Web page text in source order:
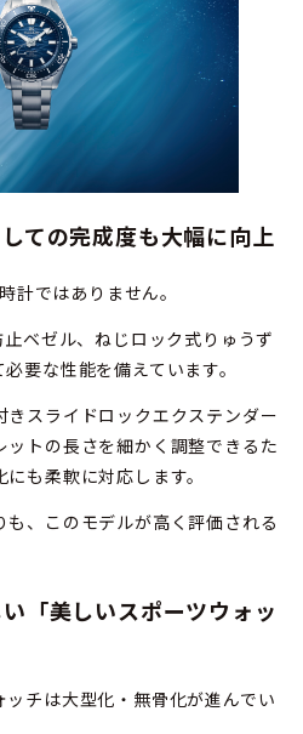
ての完成度も大幅に向上
計ではありません。
ベゼル、ねじロック式りゅうず
要な性能を備えています。
きスライドロックエクステンダー
トの長さを細かく調整できるた
も柔軟に対応します。
、このモデルが高く評価される
「美しいスポーツウォッ
チは大型化・無骨化が進んでい